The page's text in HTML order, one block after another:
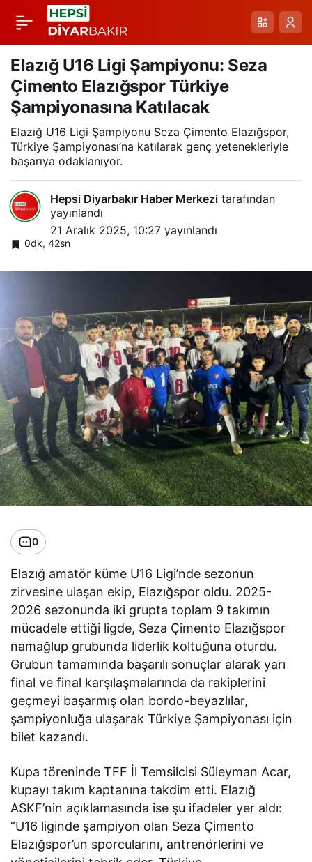
Elazığ U16 Ligi Şampiyonu: Seza
Çimento Elazığspor Türkiye
Şampiyonasına Katılacak
Elazığ U16 Ligi Şampiyonu Seza Çimento Elazığspor,
Türkiye Şampiyonası’na katılarak genç yetenekleriyle
başarıya odaklanıyor.
Hepsi Diyarbakır Haber Merkezi tarafından
yayınlandı
21 Aralık 2025, 10:27 yayınlandı
0dk, 42sn
0
Elazığ amatör küme U16 Ligi’nde sezonun
zirvesine ulaşan ekip, Elazığspor oldu. 2025-
2026 sezonunda iki grupta toplam 9 takımın
mücadele ettiği ligde, Seza Çimento Elazığspor
namağlup grubunda liderlik koltuğuna oturdu.
Grubun tamamında başarılı sonuçlar alarak yarı
final ve final karşılaşmalarında da rakiplerini
geçmeyi başarmış olan bordo-beyazlılar,
şampiyonluğa ulaşarak Türkiye Şampiyonası için
bilet kazandı.
Kupa töreninde TFF İl Temsilcisi Süleyman Acar,
kupayı takım kaptanına takdim etti. Elazığ
ASKF’nin açıklamasında ise şu ifadeler yer aldı:
“U16 liginde şampiyon olan Seza Çimento
Elazığspor’un sporcularını, antrenörlerini ve
Sinan Kaloğlu:
Bodrum FK Karşısında
Galibiyet Hedefi ve
Stratejik Hazırlıklar
Paylaş